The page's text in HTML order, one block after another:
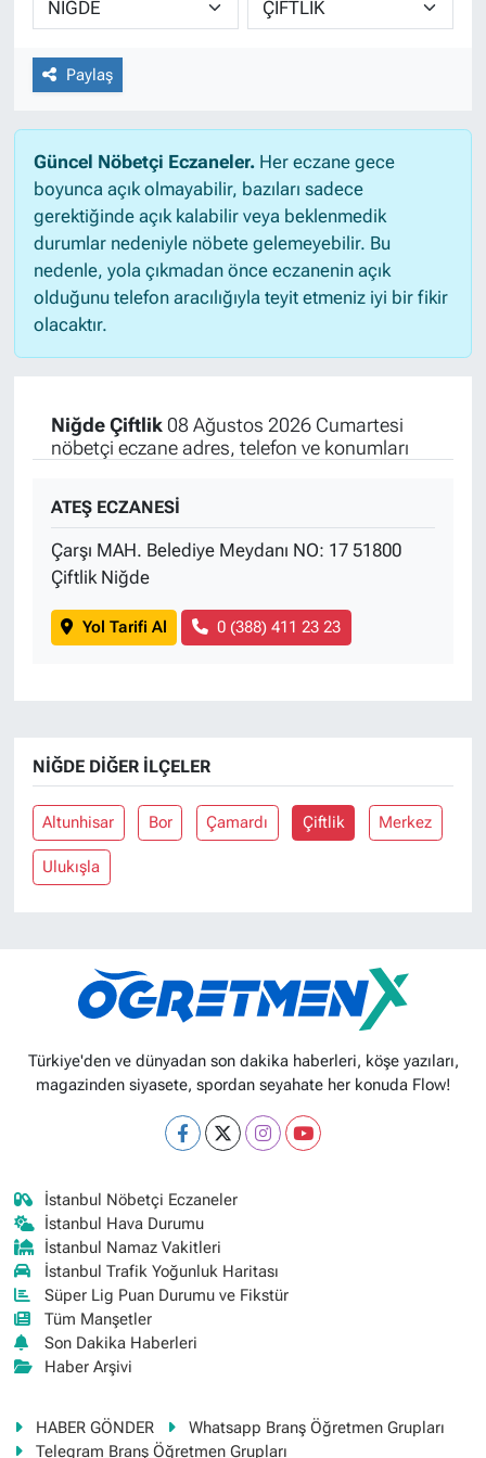
Paylaş
Güncel Nöbetçi Eczaneler.Her eczane gece
boyunca açık olmayabilir, bazıları sadece
gerektiğinde açık kalabilir veya beklenmedik
durumlar nedeniyle nöbete gelemeyebilir. Bu
nedenle, yola çıkmadan önce eczanenin açık
olduğunu telefon aracılığıyla teyit etmeniz iyi bir fikir
olacaktır.
Niğde Çiftlik08 Ağustos 2026 Cumartesi
nöbetçi eczane adres, telefon ve konumları
ATEŞ ECZANESİ
Çarşı MAH. Belediye Meydanı NO: 17 51800
Çiftlik Niğde
Yol Tarifi Al 0 (388) 411 23 23
NIĞDE DIĞER İLÇELER
Altunhisar Bor Çamardı Çiftlik Merkez
Ulukışla
Türkiye'den ve dünyadan son dakika haberleri, köşe yazıları,
magazinden siyasete, spordan seyahate her konuda Flow!
İstanbul Nöbetçi Eczaneler
İstanbul Hava Durumu
İstanbul Namaz Vakitleri
İstanbul Trafik Yoğunluk Haritası
Süper Lig Puan Durumu ve Fikstür
Tüm Manşetler
Son Dakika Haberleri
Haber Arşivi
HABER GÖNDER
Whatsapp Branş Öğretmen Grupları
Telegram Branş Öğretmen Grupları